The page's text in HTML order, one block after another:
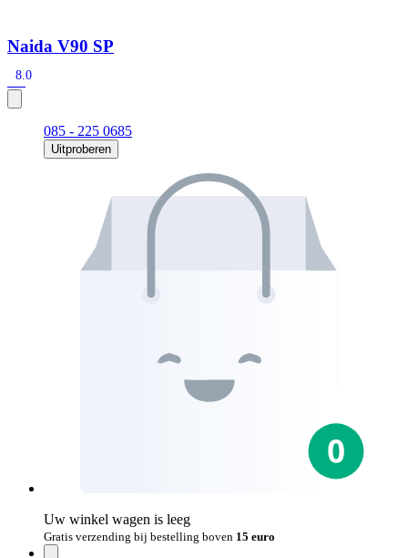
Naida V90 SP
8.0
085 - 225 0685
Uitproberen
Uw winkel wagen is leeg
Gratis verzending bij bestelling boven 15 euro